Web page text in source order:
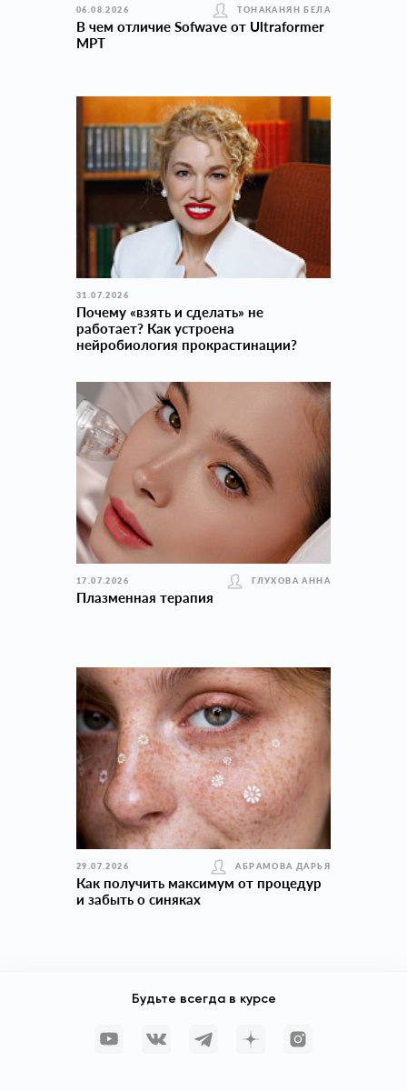
06.08.2026 ТОНАКАНЯН БЕЛА
В чем отличие Sofwave от Ultraformer
MPT
31.07.2026
Почему «взять и сделать» не
работает? Как устроена
нейробиология прокраcтинации?
17.07.2026 ГЛУХОВА АННА
Плазменная терапия
29.07.2026 АБРАМОВА ДАРЬЯ
Как получить максимум от процедур
и забыть о синяках
Будьте всегда в курсе